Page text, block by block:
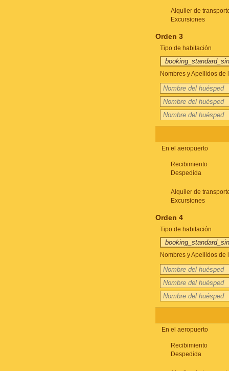
Alquiler de
Excursiones
Orden 3
Tipo de habitación
Nombres y Apellidos
En el aeropuerto
Recibimiento
Despedida
Alquiler de
Excursiones
Orden 4
Tipo de habitación
Nombres y Apellidos
En el aeropuerto
Recibimiento
Despedida